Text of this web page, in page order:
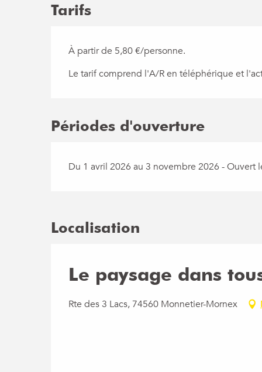
Tarifs
À partir de 5,80 €/personne.
Le tarif comprend l'A/R en téléphérique et
Périodes d'ouverture
Du 1 avril 2026 au 3 novembre 2026 - Ouvert
Localisation
Le paysage dans
Rte des 3 Lacs, 74560 Monnetier-Mornex